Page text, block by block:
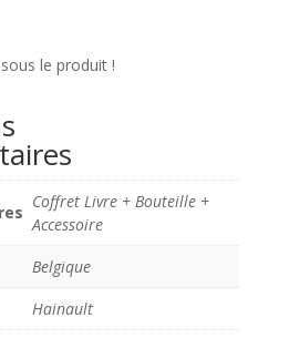
le produit !
Coffret Livre + Bouteille +
Accessoire
Belgique
Hainault